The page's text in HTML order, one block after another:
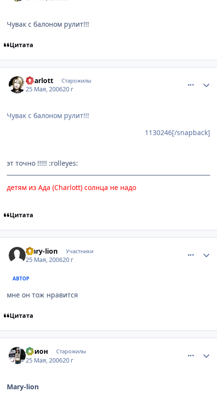
Чувак с балоном рулит!!!
Цитата
Charlott Старожилы
25 Мая, 200620 г
Чувак с балоном рулит!!!
1130246[/snapback]
эт точно !!!!! :rolleyes:
детям из Ада (Charlott) солнца не надо
Цитата
Mary-lion Участники
25 Мая, 200620 г
АВТОР
мне он тож нравится
Цитата
Элион Старожилы
25 Мая, 200620 г
Mary-lion